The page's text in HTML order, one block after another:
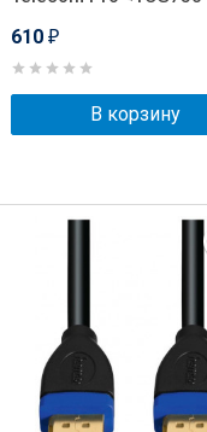
610 ₽
В корзину